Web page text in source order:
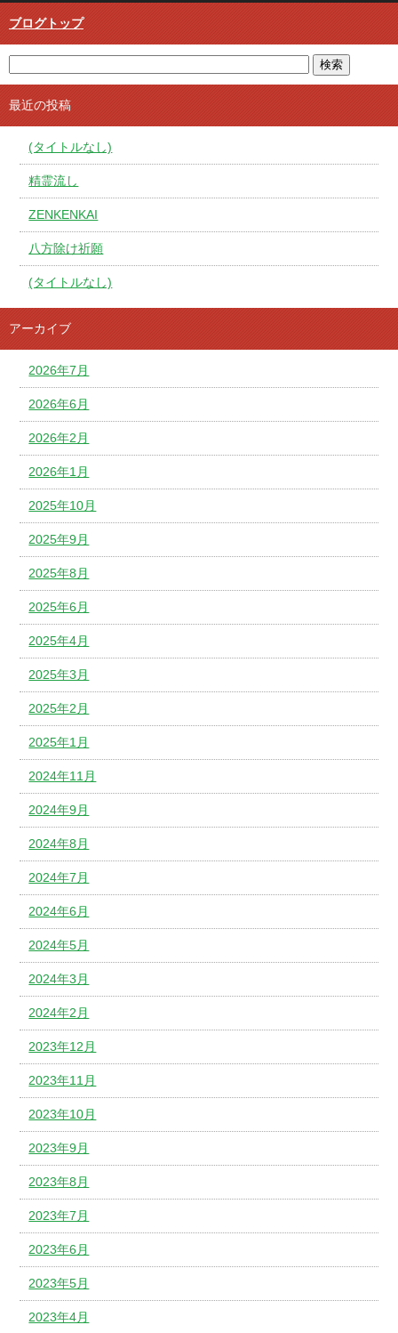
ブログトップ
最近の投稿
(タイトルなし)
精霊流し
ZENKENKAI
八方除け祈願
(タイトルなし)
アーカイブ
2026年7月
2026年6月
2026年2月
2026年1月
2025年10月
2025年9月
2025年8月
2025年6月
2025年4月
2025年3月
2025年2月
2025年1月
2024年11月
2024年9月
2024年8月
2024年7月
2024年6月
2024年5月
2024年3月
2024年2月
2023年12月
2023年11月
2023年10月
2023年9月
2023年8月
2023年7月
2023年6月
2023年5月
2023年4月